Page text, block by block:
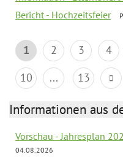
Bericht - Hochzeitsfeier
1 2 3 4
10
... 13
Informationen aus
Vorschau - Jahresplan
04.08.2026